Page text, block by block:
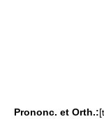
Prononc. et Orth.:[